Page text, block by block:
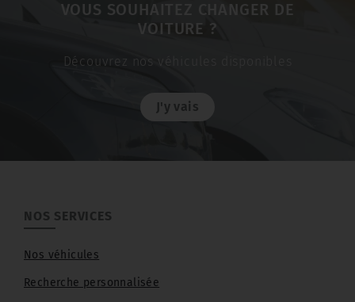
VOUS SOUHAITEZ CHANGER DE
VOITURE ?
Découvrez nos véhicules disponibles
J'y vais
NOS SERVICES
Nos véhicules
Recherche personnalisée